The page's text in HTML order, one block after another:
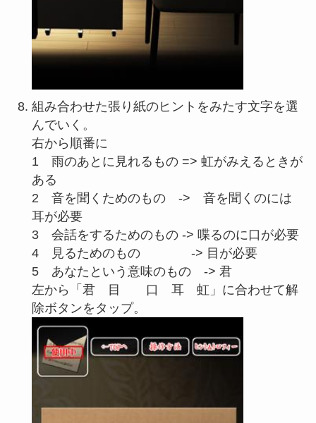
組み合わせた張り紙のヒントをみたす文字を選
んでいく。
右から順番に
1 雨のあとに見れるもの => 虹がみえるときが
ある
2 音を聞くためのもの -> 音を聞くのには
耳が必要
3 会話をするためのもの -> 喋るのに口が必要
4 見るためのもの -> 目が必要
5 あなたという意味のもの -> 君
左から「君 目 口 耳 虹」に合わせて解
除ボタンをタップ。